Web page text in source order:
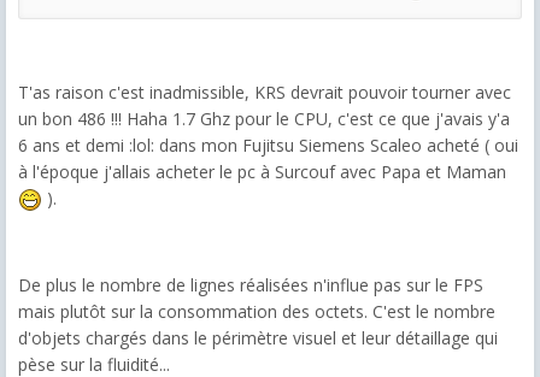
T'as raison c'est inadmissible, KRS devrait pouvoir tourner avec
un bon 486 !!! Haha 1.7 Ghz pour le CPU, c'est ce que j'avais y'a
6 ans et demi :lol: dans mon Fujitsu Siemens Scaleo acheté ( oui
à l'époque j'allais acheter le pc à Surcouf avec Papa et Maman
).
De plus le nombre de lignes réalisées n'influe pas sur le FPS
mais plutôt sur la consommation des octets. C'est le nombre
d'objets chargés dans le périmètre visuel et leur détaillage qui
pèse sur la fluidité...